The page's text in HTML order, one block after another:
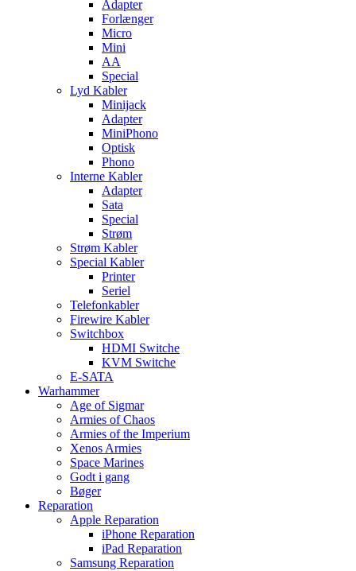
Adapter
Forlænger
Micro
Mini
AA
Special
Lyd Kabler
Minijack
Adapter
MiniPhono
Optisk
Phono
Interne Kabler
Adapter
Sata
Special
Strøm
Strøm Kabler
Special Kabler
Printer
Seriel
Telefonkabler
Firewire Kabler
Switchbox
HDMI Switche
KVM Switche
E-SATA
Warhammer
Age of Sigmar
Armies of Chaos
Armies of the Imperium
Xenos Armies
Space Marines
Godt i gang
Bøger
Reparation
Apple Reparation
iPhone Reparation
iPad Reparation
Samsung Reparation